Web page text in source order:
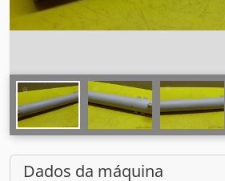
Dados da máquina